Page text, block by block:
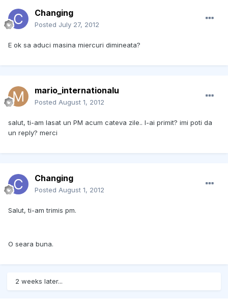
Changing
Posted July 27, 2012
E ok sa aduci masina miercuri dimineata?
mario_internationalu
Posted August 1, 2012
salut, ti-am lasat un PM acum cateva zile.. l-ai primit? imi poti da
un reply? merci
Changing
Posted August 1, 2012
Salut, ti-am trimis pm.
O seara buna.
2 weeks later...